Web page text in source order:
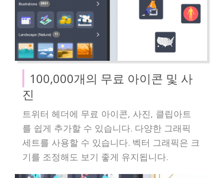
100,000개의 무료 아이콘 및 사
진
트위터 헤더에 무료 아이콘, 사진, 클립아트
를 쉽게 추가할 수 있습니다. 다양한 그래픽
세트를 사용할 수 있습니다. 벡터 그래픽은 크
기를 조정해도 보기 좋게 유지됩니다.